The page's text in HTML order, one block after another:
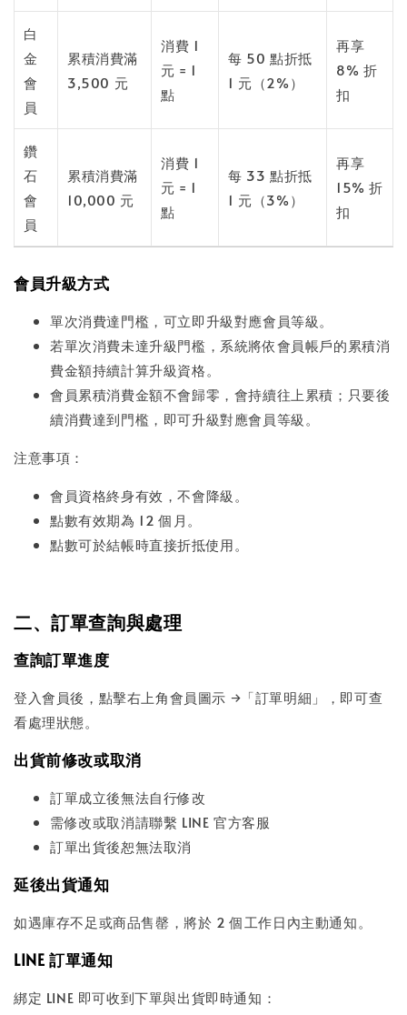
白
金
會
員
累積消費滿
3,500 元
消費 1
元 = 1
點
每 50 點折抵
1 元（2%）
再享
8% 折
扣
鑽
石
會
員
累積消費滿
10,000 元
消費 1
元 = 1
點
每 33 點折抵
1 元（3%）
再享
15% 折
扣
會員升級方式
單次消費達門檻，可立即升級對應會員等級。
若單次消費未達升級門檻，系統將依會員帳戶的累積消
費金額持續計算升級資格。
會員累積消費金額不會歸零，會持續往上累積；只要後
續消費達到門檻，即可升級對應會員等級。
注意事項：
會員資格終身有效，不會降級。
點數有效期為 12 個月。
點數可於結帳時直接折抵使用。
二、訂單查詢與處理
查詢訂單進度
登入會員後，點擊右上角會員圖示 →「訂單明細」，即可查
看處理狀態。
出貨前修改或取消
訂單成立後無法自行修改
需修改或取消請聯繫 LINE 官方客服
訂單出貨後恕無法取消
延後出貨通知
如遇庫存不足或商品售罄，將於 2 個工作日內主動通知。
LINE 訂單通知
綁定 LINE 即可收到下單與出貨即時通知：